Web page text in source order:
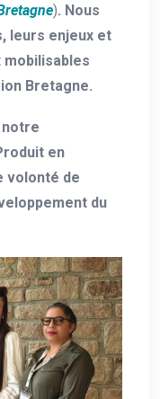
). Nous
leurs enjeux et
Bretagne.
en
volonté de
du